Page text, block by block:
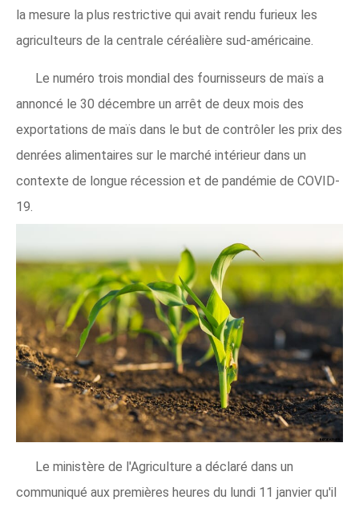
la mesure la plus restrictive qui avait rendu furieux les
agriculteurs de la centrale céréalière sud-américaine.
Le numéro trois mondial des fournisseurs de maïs a
annoncé le 30 décembre un arrêt de deux mois des
exportations de maïs dans le but de contrôler les prix des
denrées alimentaires sur le marché intérieur dans un
contexte de longue récession et de pandémie de COVID-
19.
Le ministère de l'Agriculture a déclaré dans un
communiqué aux premières heures du lundi 11 janvier qu'il